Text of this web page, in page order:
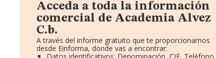
Acceda a toda la información
comercial de Academia Alvez
C.b.
A través del informe gratuito que te proporcionamos
desde Einforma, donde vas a encontrar: